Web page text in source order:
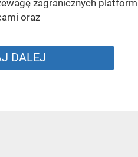
zagranicznych platform
oraz
DALEJ